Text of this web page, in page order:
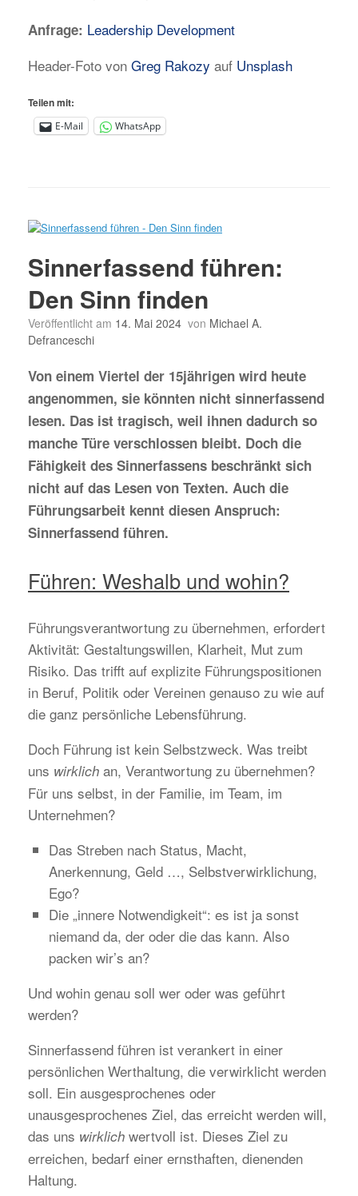
Anfrage: Leadership Development
Header-Foto von Greg Rakozy auf Unsplash
Teilen mit:
E-Mail WhatsApp
Sinnerfassend führen:
Den Sinn finden
Veröffentlicht am 14. Mai 2024 von Michael A.
Defranceschi
Von einem Viertel der 15jährigen wird heute
angenommen, sie könnten nicht sinnerfassend
lesen. Das ist tragisch, weil ihnen dadurch so
manche Türe verschlossen bleibt. Doch die
Fähigkeit des Sinnerfassens beschränkt sich
nicht auf das Lesen von Texten. Auch die
Führungsarbeit kennt diesen Anspruch:
Sinnerfassend führen.
Führen: Weshalb und wohin?
Führungsverantwortung zu übernehmen, erfordert
Aktivität: Gestaltungswillen, Klarheit, Mut zum
Risiko. Das trifft auf explizite Führungspositionen
in Beruf, Politik oder Vereinen genauso zu wie auf
die ganz persönliche Lebensführung.
Doch Führung ist kein Selbstzweck. Was treibt
uns wirklich an, Verantwortung zu übernehmen?
Für uns selbst, in der Familie, im Team, im
Unternehmen?
Das Streben nach Status, Macht,
Anerkennung, Geld …, Selbstverwirklichung,
Ego?
Die „innere Notwendigkeit“: es ist ja sonst
niemand da, der oder die das kann. Also
packen wir’s an?
Und wohin genau soll wer oder was geführt
werden?
Sinnerfassend führen ist verankert in einer
persönlichen Werthaltung, die verwirklicht werden
soll. Ein ausgesprochenes oder
unausgesprochenes Ziel, das erreicht werden will,
das uns wirklich wertvoll ist. Dieses Ziel zu
erreichen, bedarf einer ernsthaften, dienenden
Haltung.